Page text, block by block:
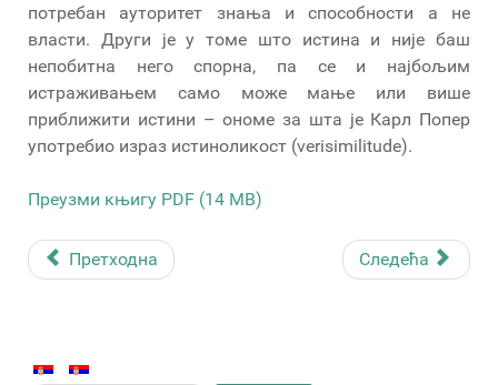
потребан ауторитет знања и способности а не
власти. Други је у томе што истина и није баш
непобитна него спорна, па се и најбољим
истраживањем само може мање или више
приближити истини – ономе за шта је Карл Попер
употребио израз истиноликост (verisimilitude).
Преузми књигу PDF (14 MB)
Претходна Следећа